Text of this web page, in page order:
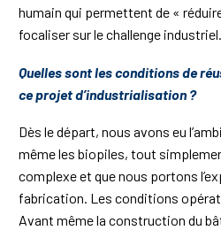
humain qui permettent de «
focaliser sur le challenge industriel.
Quelles sont les conditions de
ce projet d’industrialisation ?
Dès le départ, nous avons eu
même les biopiles, tout
complexe et que nous portons
fabrication. Les conditions
Avant même la construction du